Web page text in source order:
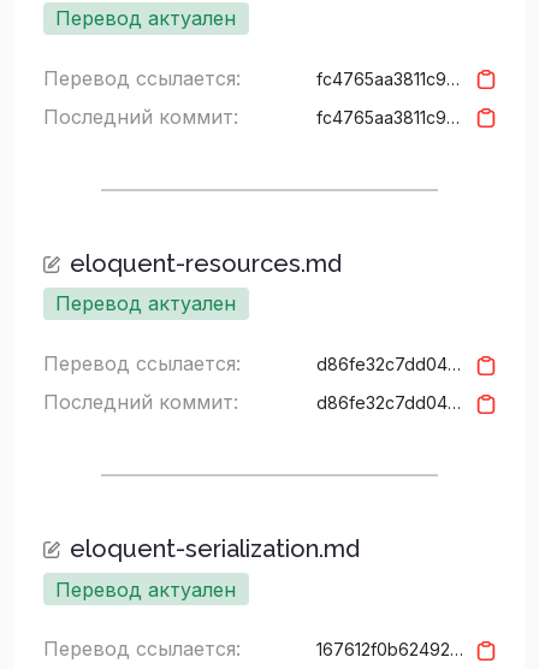
Перевод актуален
Перевод ссылается: fc4765aa3811c9d9b4f99a4e628a9ffe8ddccddd
Последний коммит: fc4765aa3811c9d9b4f99a4e628a9ffe8ddccddd
eloquent-resources.md
Перевод актуален
Перевод ссылается: d86fe32c7dd04bf0436cea31e95500360d97153f
Последний коммит: d86fe32c7dd04bf0436cea31e95500360d97153f
eloquent-serialization.md
Перевод актуален
Перевод ссылается: 167612f0b62492a6a6b1b009870e2253c95b871d